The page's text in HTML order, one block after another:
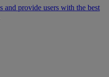
and provide users with the best